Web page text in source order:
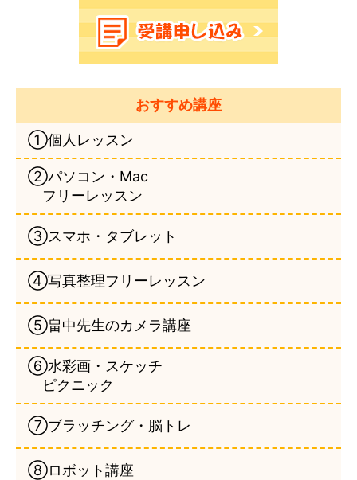
おすすめ講座
①個人レッスン
②パソコン・Mac
フリーレッスン
③スマホ・タブレット
④写真整理フリーレッスン
⑤畠中先生のカメラ講座
⑥水彩画・スケッチ
ピクニック
⑦ブラッチング・脳トレ
⑧ロボット講座